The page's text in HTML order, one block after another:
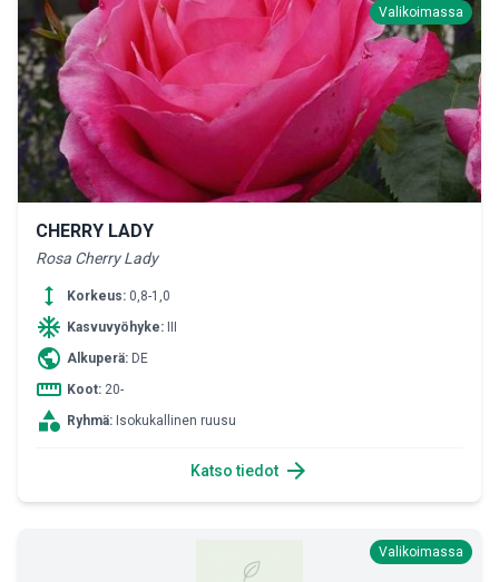
Valikoimassa
CHERRY LADY
Rosa Cherry Lady
height Korkeus: 0,8-1,0
ac_unit Kasvuvyöhyke:
public Alkuperä: DE
straighten Koot: 20-
category Ryhmä: Isokukallinen ruusu
Katso tiedot arrow_forward
Valikoimassa